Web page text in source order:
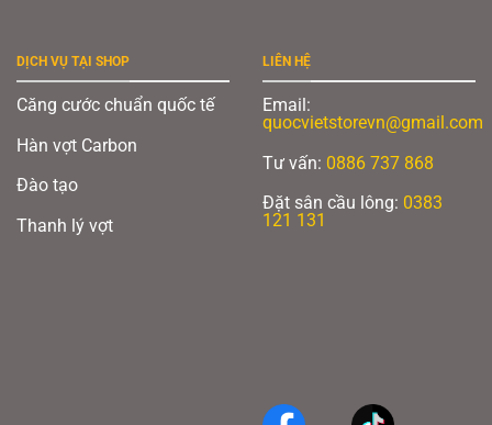
DỊCH VỤ TẠI SHOP
Căng cước chuẩn quốc tế
Hàn vợt Carbon
Đào tạo
Thanh lý vợt
LIÊN HỆ
Email:
quocvietstorevn@gmail.com
Tư vấn: 0886 737 868
Đặt sân cầu lông: 0383
121 131